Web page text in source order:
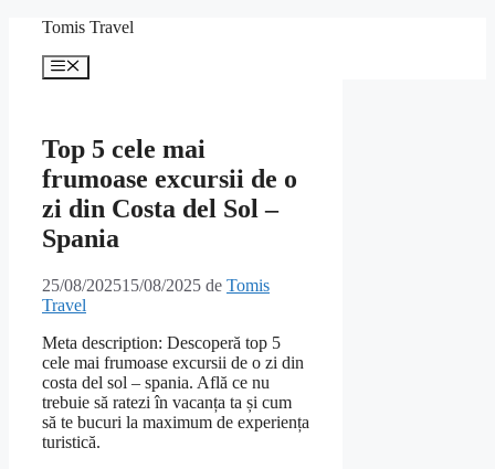
conținut
Tomis Travel
Meniu
Top 5 cele mai
frumoase excursii de o
zi din Costa del Sol –
Spania
25/08/202515/08/2025 de Tomis
Travel
Meta description: Descoperă top 5
cele mai frumoase excursii de o zi din
costa del sol – spania. Află ce nu
trebuie să ratezi în vacanța ta și cum
să te bucuri la maximum de experiența
turistică.